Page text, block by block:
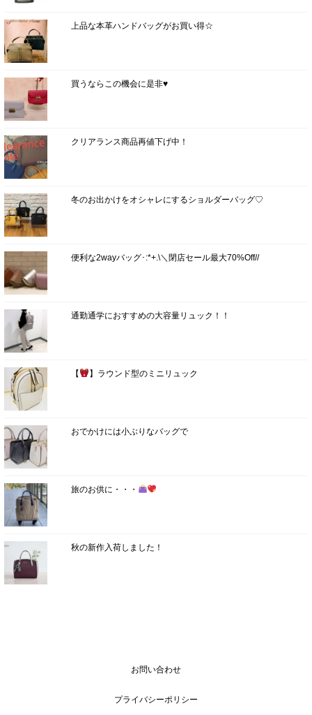
上品な本革ハンドバッグがお買い得☆
買うならこの機会に是非♥
クリアランス商品再値下げ中！
冬のお出かけをオシャレにするショルダーバッグ♡
便利な2wayバッグ･:*+.\＼閉店セール最大70%Off//
通勤通学におすすめの大容量リュック！！
【 】ラウンド型のミニリュック
おでかけには小ぶりなバッグで
旅のお供に・・・
秋の新作入荷しました！
お問い合わせ
プライバシーポリシー